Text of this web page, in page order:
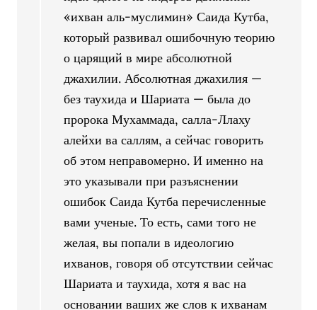
«ихван аль-муслимин» Саида Кутба,
который развивал ошибочную теорию
о царящий в мире абсолютной
джахилии. Абсолютная джахилия —
без таухида и Шариата — была до
пророка Мухаммада, салла-Ллаху
алейхи ва саллям, а сейчас говорить
об этом неправомерно. И именно на
это указывали при разъяснении
ошибок Саида Кутба перечисленные
вами ученые. То есть, сами того не
желая, вы попали в идеологию
ихванов, говоря об отсутствии сейчас
Шариата и таухида, хотя я вас на
основании ваших же слов к ихванам